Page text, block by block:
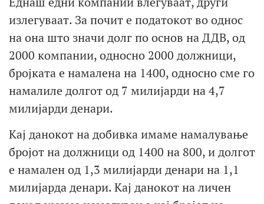
излегуваат. За почит е податокот во однос
на она што значи долг по основ на ДДВ, од
2000 компании, односно 2000 должници,
бројката е намалена на 1400, односно сме го
намалиле долгот од 7 милијарди на 4,7
милијарди денари.
Кај данокот на добивка имаме намалување
бројот на должници од 1400 на 800, и долгот
е намален од 1,3 милијарди денари на 1,1
милијарда денари. Кај данокот на личен